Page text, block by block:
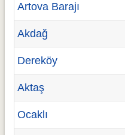
Artova Barajı
Akdağ
Dereköy
Aktaş
Ocaklı